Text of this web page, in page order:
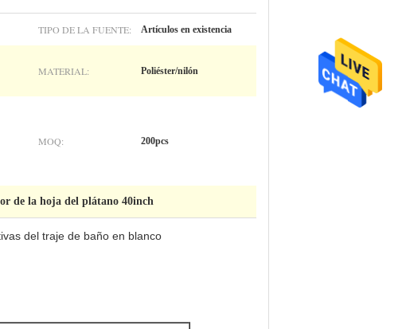
TIPO DE LA FUENTE: Artículos en existencia
MATERIAL: Poliéster/nilón
MOQ: 200pcs
de la hoja del plátano 40inch
del traje de baño en blanco